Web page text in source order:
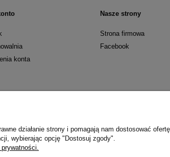
konta
Nasze strony
Strona firmowa
Facebook
jakikolwiek inny sposób zdjęć i opisów ze sklepu, bez
z 1994 r. Nr 24, poz. 83] oraz ustawy z dnia 23
działanie strony i pomagają nam dostosować
wybierając opcję "Dostosuj zgody".